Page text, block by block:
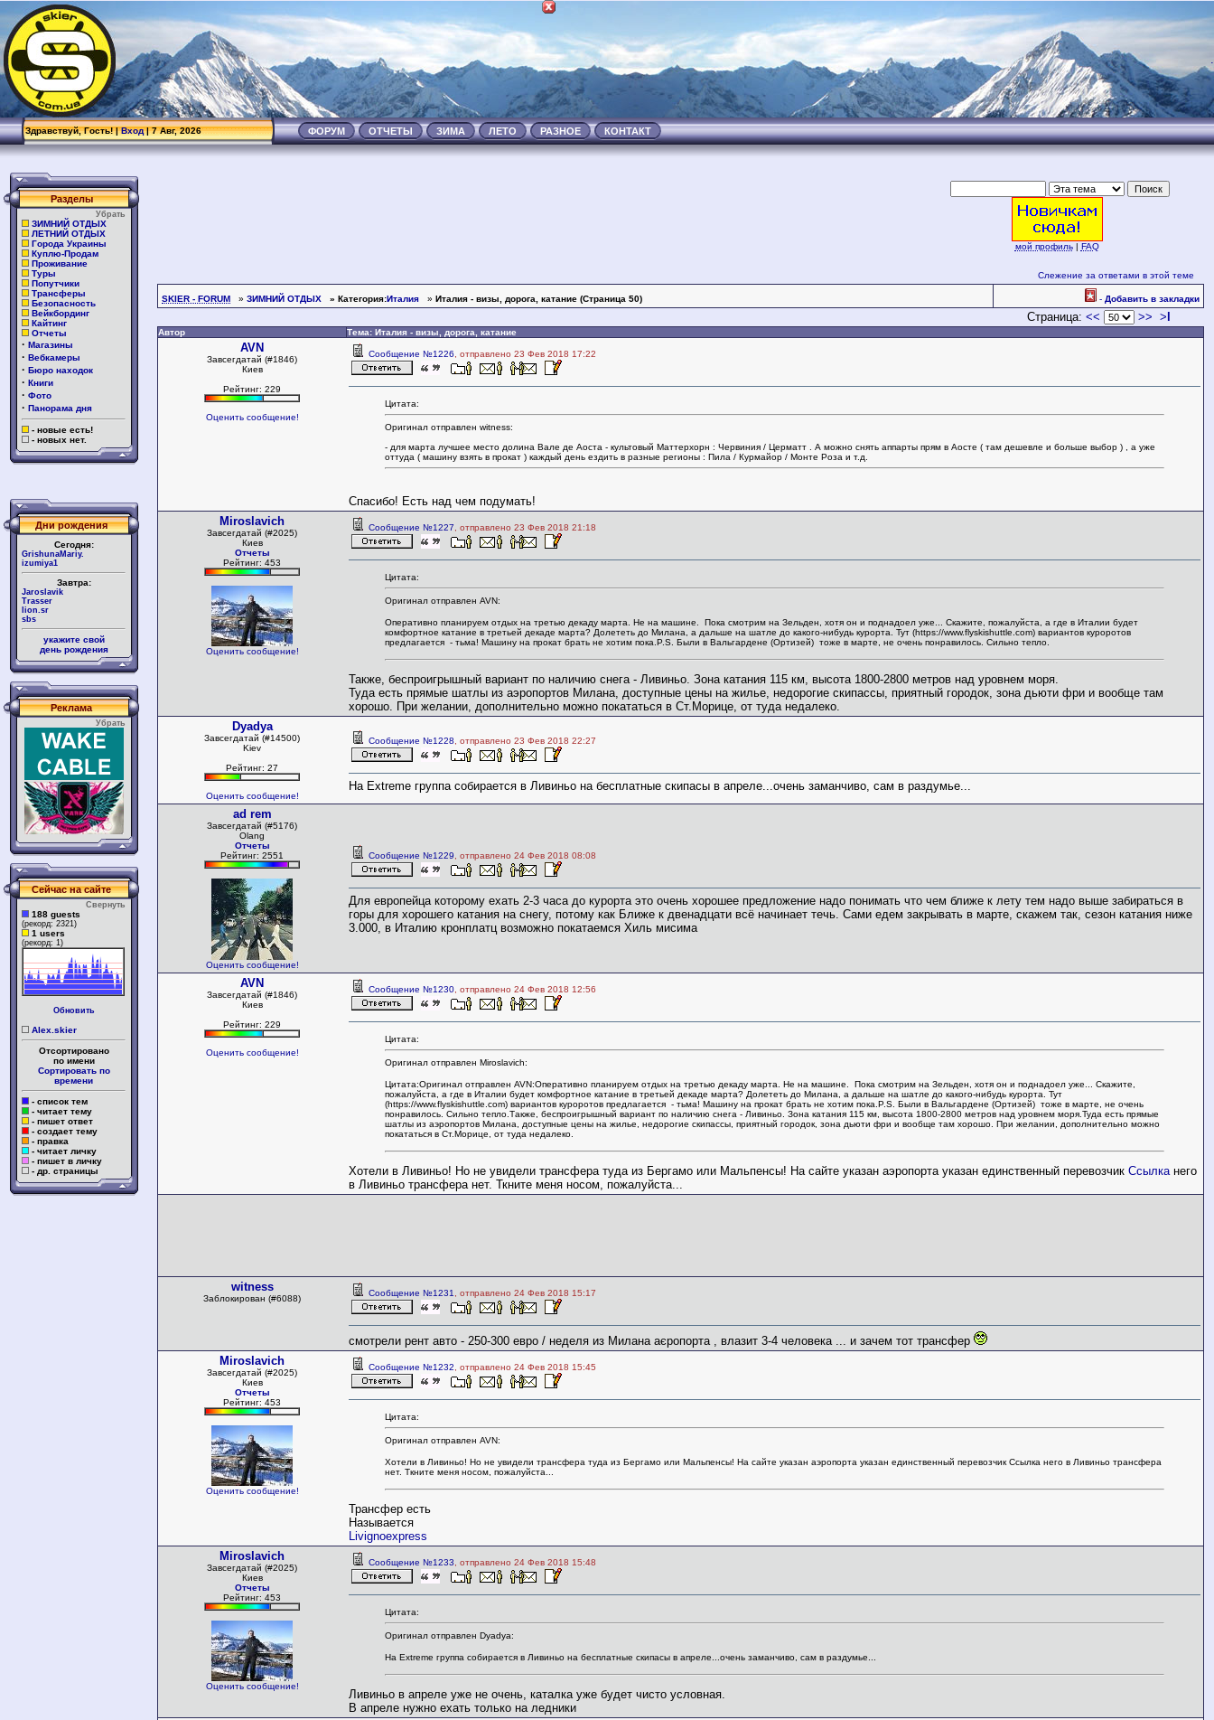
.
Здравствуй, Гость! |Вход| 7 Авг, 2026 ФОРУМ ОТЧЕТЫ ЗИМА ЛЕТО РАЗНОЕ КОНТАКТ
Разделы
Убрать
ЗИМНИЙ ОТДЫХ
ЛЕТНИЙ ОТДЫХ
Города Украины
Куплю-Продам
Проживание
Туры
Попутчики
Трансферы
Безопасность
Вейкбординг
Кайтинг
Отчеты
· Магазины
· Вебкамеры
· Бюро находок
· Книги
· Фото
· Панорама дня
- новые есть!
- новых нет.
Дни рождения
Сегодня:
GrishunaMariy.
izumiya1
Завтра:
Jaroslavik
Trasser
lion.sr
sbs
укажите свой
день рождения
Реклама
Убрать
Сейчас на сайте
Свернуть
188 guests
(рекорд: 2321)
1 users
(рекорд: 1)
Обновить
Alex.skier
Отсортировано
по имени
Сортировать по
времени
- список тем
- читает тему
- пишет ответ
- создает тему
- правка
- читает личку
- пишет в личку
- др. страницы
мой профиль| FAQ
Слежение за ответами в этой теме
SKIER - FORUM » ЗИМНИЙ ОТДЫХ » Категория:Италия » Италия - визы, дорога, катание (Страница 50) - Добавить в закладки
Страница: << >> >
Автор Тема: Италия - визы, дорога, катание
AVN
Завсегдатай (#1846)
Киев
Рейтинг: 229
Оценить сообщение!
Сообщение №1226 , отправлено 23 Фев 2018 17:22
Цитата:
Оригинал отправлен witness:
- для марта лучшее место долина Вале де Аоста - культовый Маттерхорн : Червиния / Церматт . А можно снять аппарты прям в Аосте ( там дешевле и больше выбор ) , а уже
оттуда ( машину взять в прокат ) каждый день ездить в разные регионы : Пила / Курмайор / Монте Роза и т.д.
Спасибо! Есть над чем подумать!
Miroslavich
Завсегдатай (#2025)
Киев
Отчеты
Рейтинг: 453
Оценить сообщение!
Сообщение №1227 , отправлено 23 Фев 2018 21:18
Цитата:
Оригинал отправлен AVN:
Оперативно планируем отдых на третью декаду марта. Не на машине. Пока смотрим на Зельден, хотя он и поднадоел уже... Скажите, пожалуйста, а где в Италии будет
комфортное катание в третьей декаде марта? Долететь до Милана, а дальше на шатле до какого-нибудь курорта. Тут (https://www.flyskishuttle.com) вариантов куроротов
предлагается - тьма! Машину на прокат брать не хотим пока.P.S. Были в Вальгардене (Ортизей) тоже в марте, не очень понравилось. Сильно тепло.
Также, беспроигрышный вариант по наличию снега - Ливиньо. Зона катания 115 км, высота 1800-2800 метров над уровнем моря.
Туда есть прямые шатлы из аэропортов Милана, доступные цены на жилье, недорогие скипассы, приятный городок, зона дьюти фри и вообще там
хорошо. При желании, дополнительно можно покататься в Ст.Морице, от туда недалеко.
Dyadya
Завсегдатай (#14500)
Kiev
Рейтинг: 27
Оценить сообщение!
Сообщение №1228 , отправлено 23 Фев 2018 22:27
На Extreme группа собирается в Ливиньо на бесплатные скипасы в апреле...очень заманчиво, сам в раздумье...
ad rem
Завсегдатай (#5176)
Olang
Отчеты
Рейтинг: 2551
Оценить сообщение!
Сообщение №1229 , отправлено 24 Фев 2018 08:08
Для европейца которому ехать 2-3 часа до курорта это очень хорошее предложение надо понимать что чем ближе к лету тем надо выше забираться в
горы для хорошего катания на снегу, потому как Ближе к двенадцати всё начинает течь. Сами едем закрывать в марте, скажем так, сезон катания ниже
3.000, в Италию кронплатц возможно покатаемся Хиль мисима
AVN
Завсегдатай (#1846)
Киев
Рейтинг: 229
Оценить сообщение!
Сообщение №1230 , отправлено 24 Фев 2018 12:56
Цитата:
Оригинал отправлен Miroslavich:
Цитата:Оригинал отправлен AVN:Оперативно планируем отдых на третью декаду марта. Не на машине. Пока смотрим на Зельден, хотя он и поднадоел уже... Скажите,
пожалуйста, а где в Италии будет комфортное катание в третьей декаде марта? Долететь до Милана, а дальше на шатле до какого-нибудь курорта. Тут
(https://www.flyskishuttle.com) вариантов куроротов предлагается - тьма! Машину на прокат брать не хотим пока.P.S. Были в Вальгардене (Ортизей) тоже в марте, не очень
понравилось. Сильно тепло.Также, беспроигрышный вариант по наличию снега - Ливиньо. Зона катания 115 км, высота 1800-2800 метров над уровнем моря.Туда есть прямые
шатлы из аэропортов Милана, доступные цены на жилье, недорогие скипассы, приятный городок, зона дьюти фри и вообще там хорошо. При желании, дополнительно можно
покататься в Ст.Морице, от туда недалеко.
Хотели в Ливиньо! Но не увидели трансфера туда из Бергамо или Мальпенсы! На сайте указан аэропорта указан единственный перевозчик Ссылка него
в Ливиньо трансфера нет. Ткните меня носом, пожалуйста...
witness
Заблокирован (#6088)
Сообщение №1231 , отправлено 24 Фев 2018 15:17
смотрели рент авто - 250-300 евро / неделя из Милана аєропорта , влазит 3-4 человека ... и зачем тот трансфер
Miroslavich
Завсегдатай (#2025)
Киев
Отчеты
Рейтинг: 453
Оценить сообщение!
Сообщение №1232 , отправлено 24 Фев 2018 15:45
Цитата:
Оригинал отправлен AVN:
Хотели в Ливиньо! Но не увидели трансфера туда из Бергамо или Мальпенсы! На сайте указан аэропорта указан единственный перевозчик Ссылка него в Ливиньо трансфера
нет. Ткните меня носом, пожалуйста...
Трансфер есть
Называется
Livignoexpress
Miroslavich
Завсегдатай (#2025)
Киев
Отчеты
Рейтинг: 453
Оценить сообщение!
Сообщение №1233 , отправлено 24 Фев 2018 15:48
Цитата:
Оригинал отправлен Dyadya:
На Extreme группа собирается в Ливиньо на бесплатные скипасы в апреле...очень заманчиво, сам в раздумье...
Ливиньо в апреле уже не очень, каталка уже будет чисто условная.
В апреле нужно ехать только на ледники